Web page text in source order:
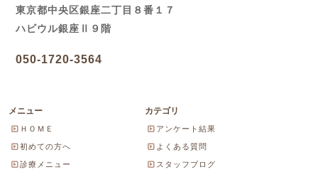
東京都中央区銀座二丁目８番１７
ハビウル銀座Ⅱ９階
050-1720-3564
メニュー
ＨＯＭＥ
初めての方へ
診療メニュー
カテゴリ
アンケート結果
よくある質問
スタッフブログ